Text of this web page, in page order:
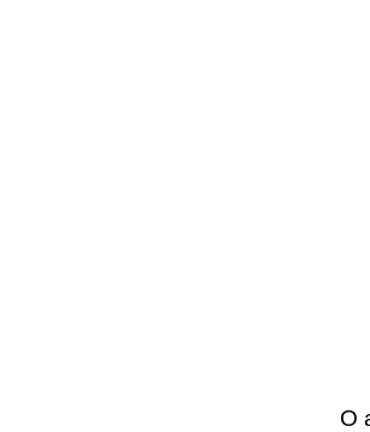
O